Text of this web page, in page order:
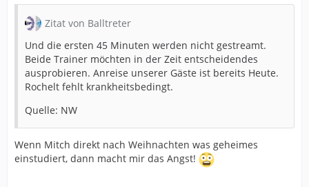
Zitat von Balltreter
Und die ersten 45 Minuten werden nicht gestreamt.
Beide Trainer möchten in der Zeit entscheidendes
ausprobieren. Anreise unserer Gäste ist bereits Heute.
Rochelt fehlt krankheitsbedingt.
Quelle: NW
Wenn Mitch direkt nach Weihnachten was geheimes
einstudiert, dann macht mir das Angst!